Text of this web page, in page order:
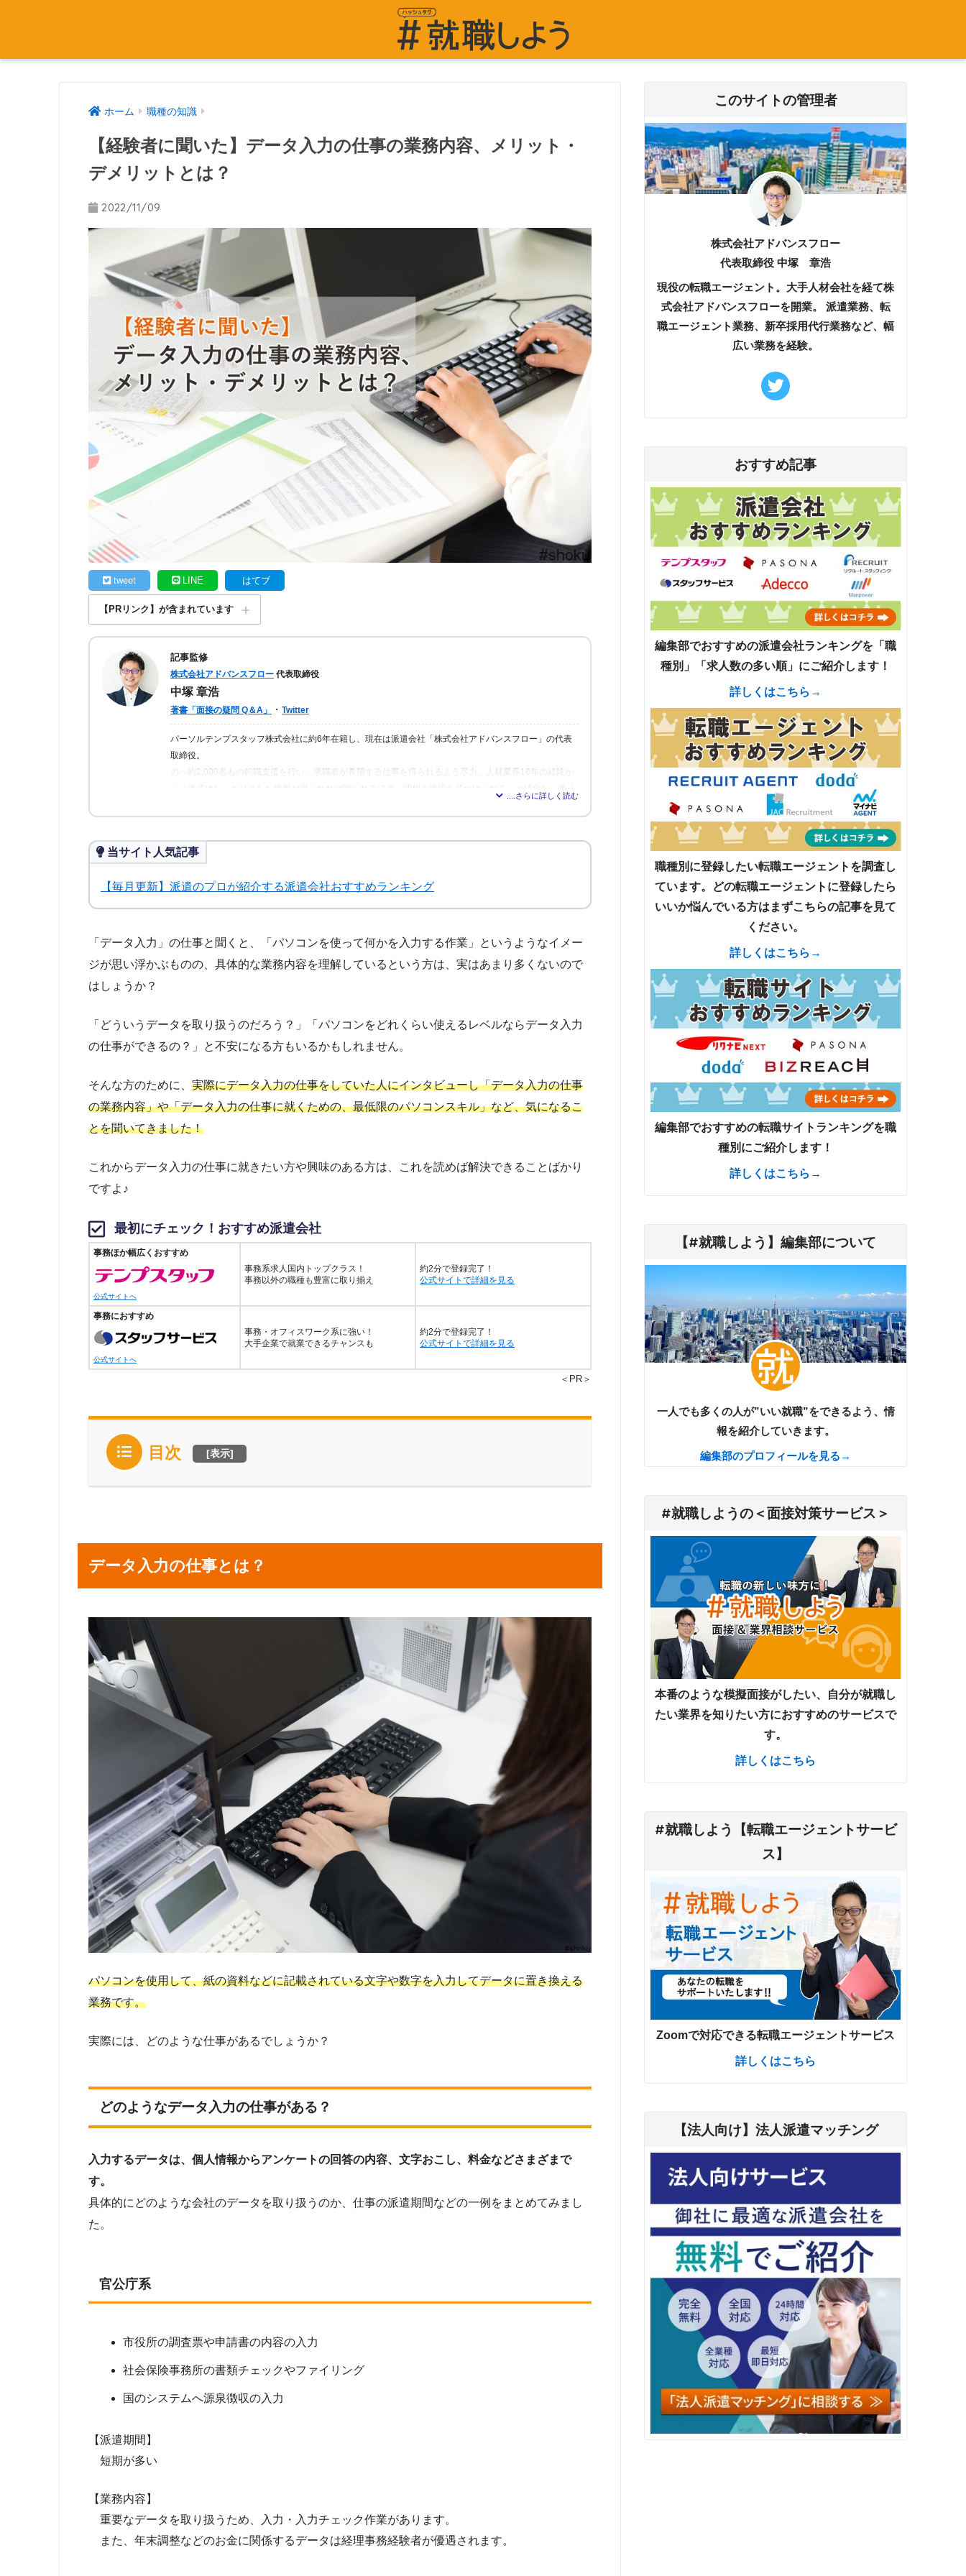
ホーム 職種の知識
【経験者に聞いた】データ入力の仕事の業務内容、メリット・
デメリットとは？
2022/11/09
tweet LINE はてブ
【PRリンク】が含まれています
記事監修
株式会社アドバンスフロー 代表取締役
中塚 章浩
著書「面接の疑問 Q＆A」 ・ Twitter
パーソルテンプスタッフ株式会社に約6年在籍し、現在は派遣会社「株式会社アドバンスフロー」の代表
取締役。
のべ約2,000名もの転職支援を行い、求職者が希望する仕事を得られるよう尽力。人材業界16年の経験か
当サイト人気記事
【毎月更新】派遣のプロが紹介する派遣会社おすすめランキング
「データ入力」の仕事と聞くと、「パソコンを使って何かを入力する作業」というようなイメー
ジが思い浮かぶものの、具体的な業務内容を理解しているという方は、実はあまり多くないので
はしょうか？
「どういうデータを取り扱うのだろう？」「パソコンをどれくらい使えるレベルならデータ入力
の仕事ができるの？」と不安になる方もいるかもしれません。
そんな方のために、 実際にデータ入力の仕事をしていた人にインタビューし「データ入力の仕事
の業務内容」や「データ入力の仕事に就くための、最低限のパソコンスキル」など、気になるこ
とを聞いてきました！
これからデータ入力の仕事に就きたい方や興味のある方は、これを読めば解決できることばかり
ですよ♪
最初にチェック！おすすめ派遣会社
事務ほか幅広くおすすめ
公式サイトへ
事務系求人国内トップクラス！
事務以外の職種も豊富に取り揃え
約2分で登録完了！
公式サイトで詳細を見る
事務におすすめ
公式サイトへ
事務・オフィスワーク系に強い！
大手企業で就業できるチャンスも
約2分で登録完了！
公式サイトで詳細を見る
＜PR＞
目次 [表示]
データ入力の仕事とは？
パソコンを使用して、紙の資料などに記載されている文字や数字を入力してデータに置き換える
業務です。
実際には、どのような仕事があるでしょうか？
どのようなデータ入力の仕事がある？
入力するデータは、個人情報からアンケートの回答の内容、文字おこし、料金などさまざまで
す。
具体的にどのような会社のデータを取り扱うのか、仕事の派遣期間などの一例をまとめてみまし
た。
官公庁系
市役所の調査票や申請書の内容の入力
社会保険事務所の書類チェックやファイリング
国のシステムへ源泉徴収の入力
【派遣期間】
短期が多い
【業務内容】
重要なデータを取り扱うため、入力・入力チェック作業があります。
また、年末調整などのお金に関係するデータは経理事務経験者が優遇されます。
このサイトの管理者
株式会社アドバンスフロー
代表取締役 中塚 章浩
現役の転職エージェント。大手人材会社を経て株
式会社アドバンスフローを開業。 派遣業務、転
職エージェント業務、新卒採用代行業務など、幅
広い業務を経験。
おすすめ記事
編集部でおすすめの派遣会社ランキングを「職
種別」「求人数の多い順」にご紹介します！
詳しくはこちら→
職種別に登録したい転職エージェントを調査し
ています。どの転職エージェントに登録したら
いいか悩んでいる方はまずこちらの記事を見て
ください。
詳しくはこちら→
編集部でおすすめの転職サイトランキングを職
種別にご紹介します！
詳しくはこちら→
【#就職しよう】編集部について
一人でも多くの人が”いい就職”をできるよう、情
報を紹介していきます。
編集部のプロフィールを見る→
#就職しようの＜面接対策サービス＞
本番のような模擬面接がしたい、自分が就職し
たい業界を知りたい方におすすめのサービスで
す。
詳しくはこちら
#就職しよう【転職エージェントサービ
ス】
Zoomで対応できる転職エージェントサービス
詳しくはこちら
【法人向け】法人派遣マッチング